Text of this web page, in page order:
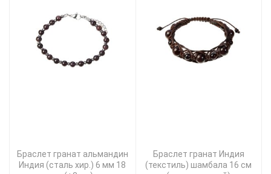
Браслет гранат альмандин
Индия (сталь хир.) 6 мм 18
Браслет гранат Индия
(текстиль) шамбала 16 см